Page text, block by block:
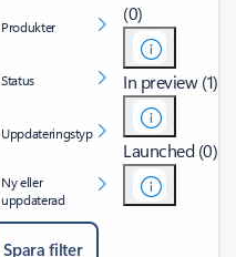
Produkter
Status
Uppdateringstyp
Ny eller
uppdaterad
Spara filter
(0)
In preview (1)
Launched (0)